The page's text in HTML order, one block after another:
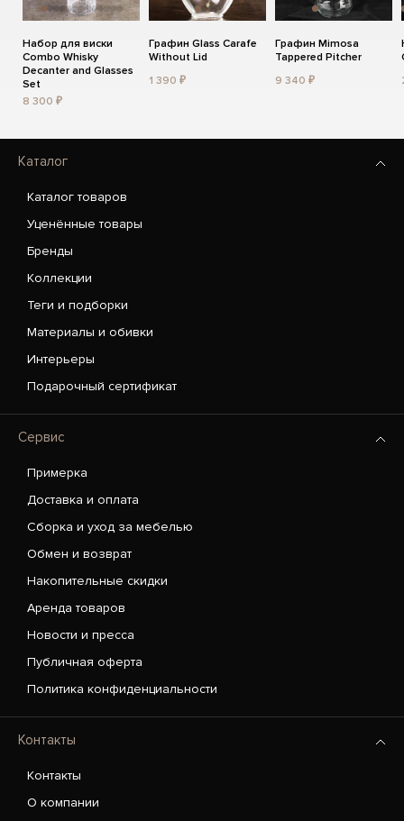
Набор для виски
Combo Whisky
Decanter and Glasses
Set
8 300 ₽
Графин Glass Carafe
Without Lid
1 390 ₽
Графин Mimosa
Tappered Pitcher
9 340 ₽
Каталог
Каталог товаров
Уценённые товары
Бренды
Коллекции
Теги и подборки
Материалы и обивки
Интерьеры
Подарочный сертификат
Сервис
Примерка
Доставка и оплата
Сборка и уход за мебелью
Обмен и возврат
Накопительные скидки
Аренда товаров
Новости и пресса
Публичная оферта
Политика конфиденциальности
Контакты
Контакты
О компании